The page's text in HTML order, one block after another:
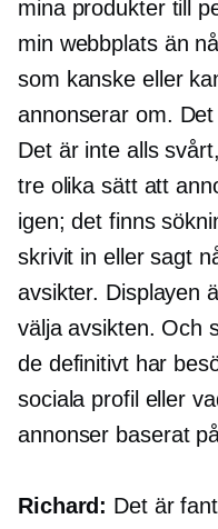
mina produkter till
min webbplats än
som kanske eller
annonserar om.
Det är inte alls
tre olika sätt att
igen; det finns
skrivit in eller sagt
avsikter. Displayen
välja avsikten. Och
de definitivt har
sociala profil eller
annonser baserat
Richard: Det är